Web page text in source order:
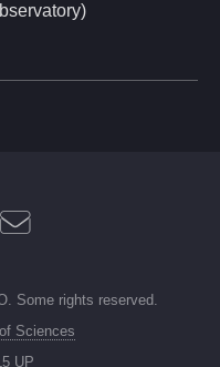
Some rights reserved.
Sciences
UP